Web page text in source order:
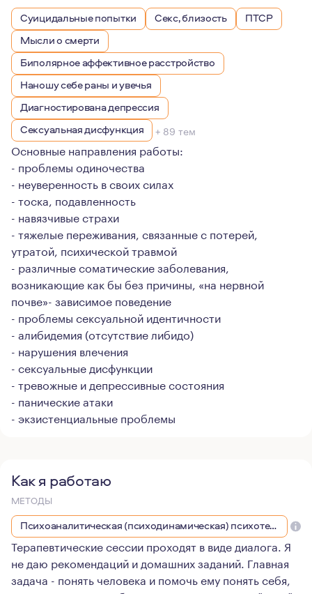
Суицидальные попытки Секс, близость
ПТСР
Мысли о смерти
Биполярное аффективное расстройство
Наношу себе раны и увечья
Диагностирована депрессия
Сексуальная дисфункция
+ 89 тем
Основные направления работы:
- проблемы одиночества
- неуверенность в своих силах
- тоска, подавленность
- навязчивые страхи
- тяжелые переживания, связанные с потерей,
утратой, психической травмой
- различные соматические заболевания,
возникающие как бы без причины, «на нервной
почве»- зависимое поведение
- проблемы сексуальной идентичности
- алибидемия (отсутствие либидо)
- нарушения влечения
- сексуальные дисфункции
- тревожные и депрессивные состояния
- панические атаки
- экзистенциальные проблемы
Как я работаю
МЕТОДЫ
Психоаналитическая (психодинамическая) психотерапия
Терапевтические сессии проходят в виде диалога. Я
не даю рекомендаций и домашних заданий. Главная
задача - понять человека и помочь ему понять себя,